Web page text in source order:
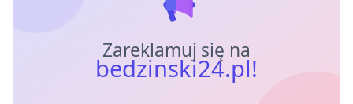
Zareklamuj się na
bedzinski24.pl!